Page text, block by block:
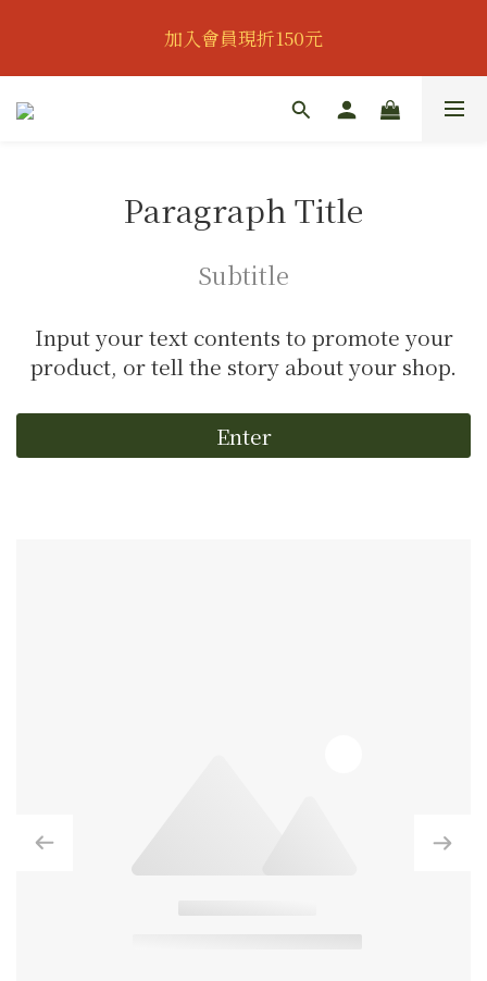
👔歡慶父親節｜全館95折｜滿888即可獲得滿額贈｜會
員可再享專屬折扣👔
加入會員現折150元
👔歡慶父親節｜全館95折｜滿888即可獲得滿額贈｜會
員可再享專屬折扣👔
Paragraph Title
Subtitle
Input your text contents to promote your
product, or tell the story about your shop.
Enter